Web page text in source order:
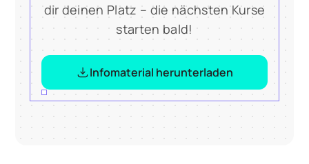
dir deinen Platz – die nächsten Kurse
starten bald!
Infomaterial herunterladen